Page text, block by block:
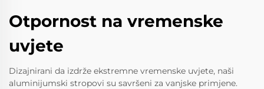
Otpornost na vremenske
uvjete
Dizajnirani da izdrže ekstremne vremenske uvjete, naši
aluminijumski stropovi su savršeni za vanjske primjene.